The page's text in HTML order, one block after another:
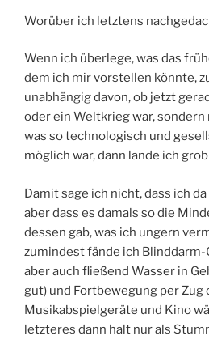
Worüber ich letztens
Wenn ich überlege, was das
dem ich mir vorstellen könnte,
unabhängig davon, ob jetzt
oder ein Weltkrieg war, sondern
was so technologisch und
möglich war, dann lande ich
Damit sage ich nicht, dass ich
aber dass es damals so die
dessen gab, was ich ungern
zumindest fände ich Blinddarm-
aber auch fließend Wasser in
gut) und Fortbewegung per Zug
Musikabspielgeräte und Kino
letzteres dann halt nur als